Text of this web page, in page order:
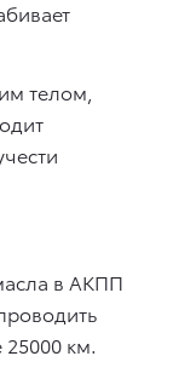
телом,
в АКПП
км.